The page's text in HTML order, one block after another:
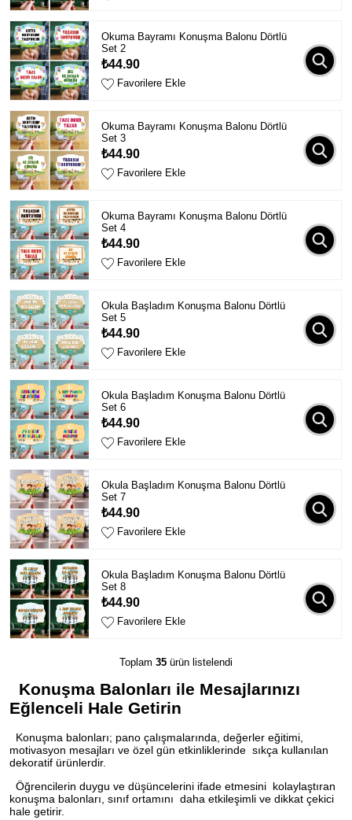
Okuma Bayramı Konuşma Balonu Dörtlü
Set 2
₺44.90
Favorilere Ekle
Okuma Bayramı Konuşma Balonu Dörtlü
Set 3
₺44.90
Favorilere Ekle
Okuma Bayramı Konuşma Balonu Dörtlü
Set 4
₺44.90
Favorilere Ekle
Okula Başladım Konuşma Balonu Dörtlü
Set 5
₺44.90
Favorilere Ekle
Okula Başladım Konuşma Balonu Dörtlü
Set 6
₺44.90
Favorilere Ekle
Okula Başladım Konuşma Balonu Dörtlü
Set 7
₺44.90
Favorilere Ekle
Okula Başladım Konuşma Balonu Dörtlü
Set 8
₺44.90
Favorilere Ekle
Toplam 35 ürün listelendi
Konuşma Balonları ile Mesajlarınızı
Eğlenceli Hale Getirin
Konuşma balonları; pano çalışmalarında, değerler eğitimi,
motivasyon mesajları ve özel gün etkinliklerinde sıkça kullanılan
dekoratif ürünlerdir.
Öğrencilerin duygu ve düşüncelerini ifade etmesini kolaylaştıran
konuşma balonları, sınıf ortamını daha etkileşimli ve dikkat çekici
hale getirir.